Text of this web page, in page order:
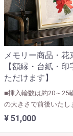
メモリー商品・花
【額縁・台紙・
ただけます】
■挿入輪数は約20～25
の大きさで前後いたし
¥ 51,000